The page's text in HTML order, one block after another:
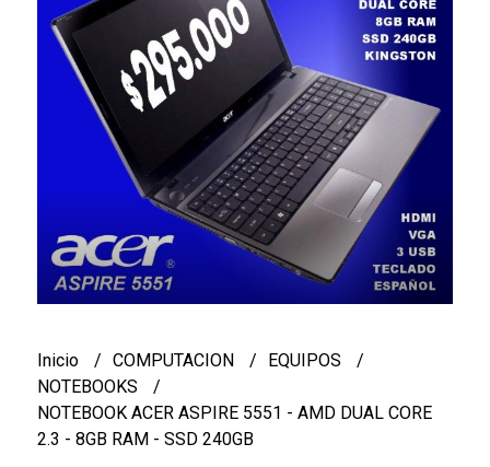
Inicio COMPUTACION
EQUIPOS
NOTEBOOKS
NOTEBOOK ACER ASPIRE 5551 - AMD DUAL CORE
2.3 - 8GB RAM - SSD 240GB